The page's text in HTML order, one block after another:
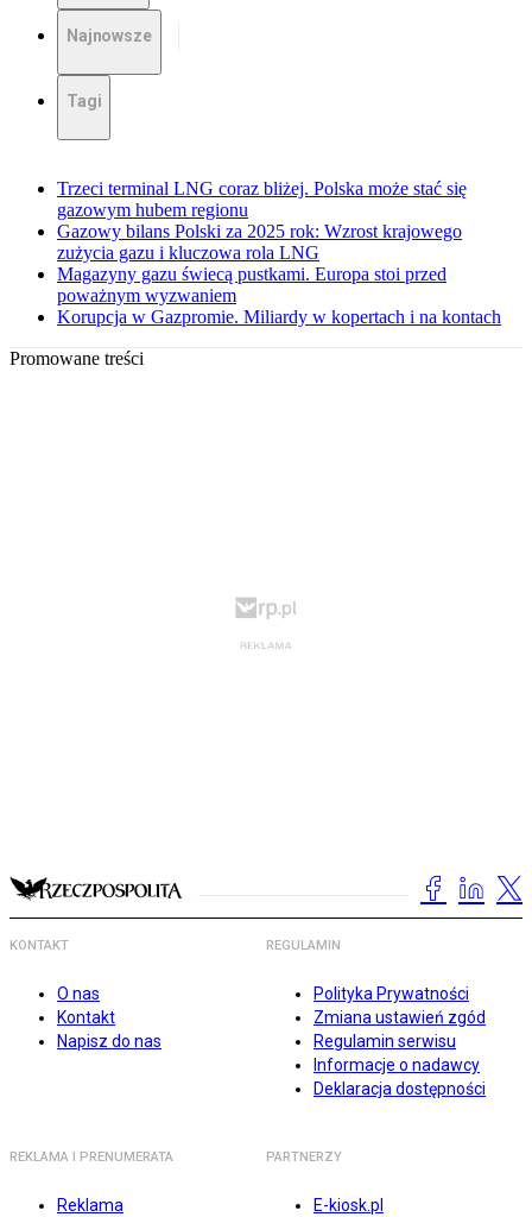
Najnowsze
Tagi
Trzeci terminal LNG coraz bliżej. Polska może stać się
gazowym hubem regionu
Gazowy bilans Polski za 2025 rok: Wzrost krajowego
zużycia gazu i kluczowa rola LNG
Magazyny gazu świecą pustkami. Europa stoi przed
poważnym wyzwaniem
Korupcja w Gazpromie. Miliardy w kopertach i na kontach
Promowane treści
KONTAKT
O nas
Kontakt
Napisz do nas
REGULAMIN
Polityka Prywatności
Zmiana ustawień zgód
Regulamin serwisu
Informacje o nadawcy
Deklaracja dostępności
REKLAMA I PRENUMERATA
Reklama
PARTNERZY
E-kiosk.pl